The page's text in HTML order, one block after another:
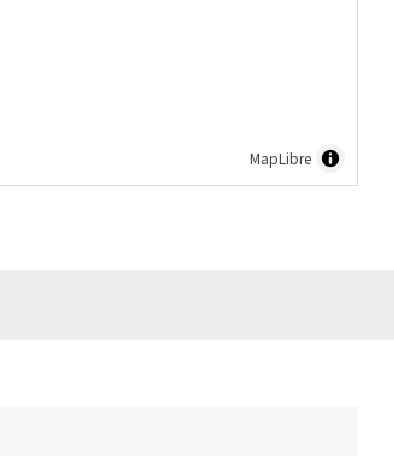
MapLibre